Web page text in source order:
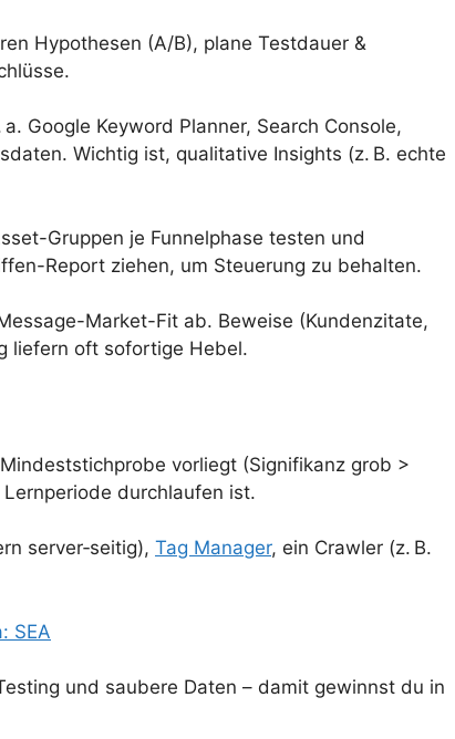
Hypothesen (A/B), plane Testdauer &
Google Keyword Planner, Search Console,
Wichtig ist, qualitative Insights (z. B. echte
Gruppen je Funnelphase testen und
Report ziehen, um Steuerung zu behalten.
Market-Fit ab. Beweise (Kundenzitate,
liefern oft sofortige Hebel.
vorliegt (Signifikanz grob >
durchlaufen ist.
server‑seitig), Tag Manager, ein Crawler (z. B.
SEA
und saubere Daten – damit gewinnst du in